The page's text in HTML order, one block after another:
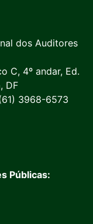
dos Auditores
C, 4º andar, Ed.
DF
3968-6573
Públicas: